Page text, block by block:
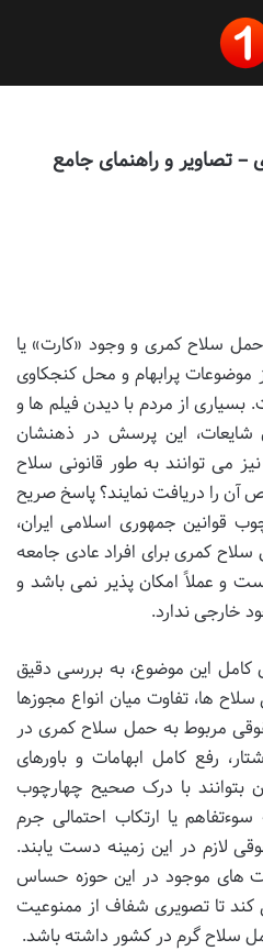
تصاویر و راهنمای جامع
حمل سلاح کمری و وجود «کارت» یا
موضوعات پرابهام و محل کنجکاوی
از مردم با دیدن فیلم ها و
شایعات، این پرسش در ذهنشان
می توانند به طور قانونی سلاح
را دریافت نمایند؟ پاسخ صریح
قوانین جمهوری اسلامی ایران،
کمری برای افراد عادی جامعه
و عملاً امکان پذیر نمی باشد و
خارجی ندارد.
این موضوع، به بررسی دقیق
ها، تفاوت میان انواع مجوزها
مربوط به حمل سلاح کمری در
رفع کامل ابهامات و باورهای
بتوانند با درک صحیح چهارچوب
یا ارتکاب احتمالی جرم
لازم در این زمینه دست یابند.
های موجود در این حوزه حساس
تا تصویری شفاف از ممنوعیت
سلاح گرم در کشور داشته باشد.